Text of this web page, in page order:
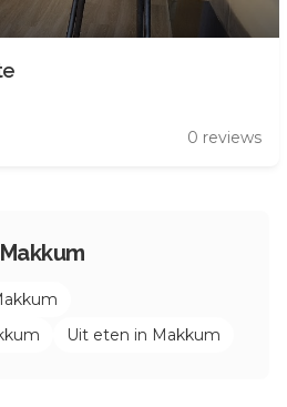
0 reviews
Makkum
Uit eten in Makkum